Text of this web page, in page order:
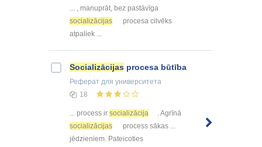
... , manuprāt, bez pastāvīga
socializācijas
procesa cilvēks
atpaliek ...
Socializācijas procesa būtība
Реферат для университета
18
... process ir socializācija
. Agrīnā
socializācijas
process sākas ...
jēdzieniem. Pateicoties